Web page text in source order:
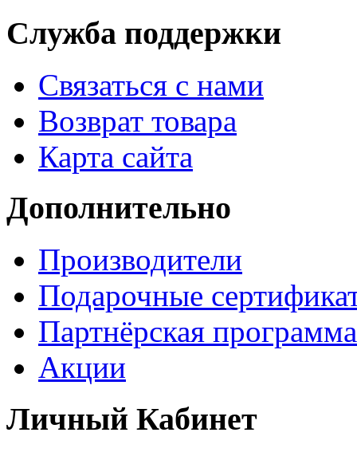
Служба поддержки
Связаться с нами
Возврат товара
Карта сайта
Дополнительно
Производители
Подарочные
Партнёрская программа
Акции
Личный Кабинет